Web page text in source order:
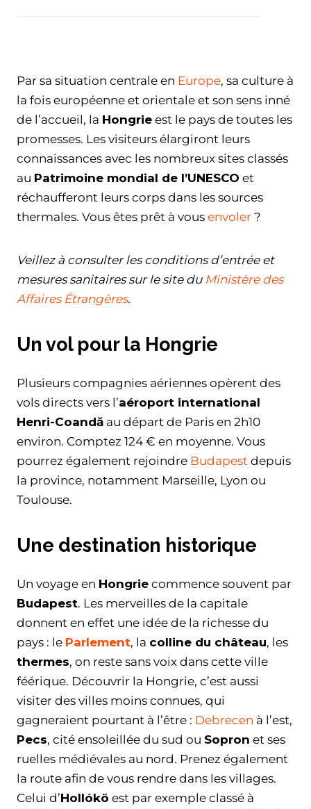
Par sa situation centrale en Europe, sa culture à
la fois européenne et orientale et son sens inné
de l’accueil, la Hongrie est le pays de toutes les
promesses. Les visiteurs élargiront leurs
connaissances avec les nombreux sites classés
au Patrimoine mondial de l’UNESCO et
réchaufferont leurs corps dans les sources
thermales. Vous êtes prêt à vous envoler ?
Veillez à consulter les conditions d’entrée et
mesures sanitaires sur le site du Ministère des
Affaires Étrangères.
Un vol pour la Hongrie
Plusieurs compagnies aériennes opèrent des
vols directs vers l’aéroport international
Henri-Coandă au départ de Paris en 2h10
environ. Comptez 124 € en moyenne. Vous
pourrez également rejoindre Budapest depuis
la province, notamment Marseille, Lyon ou
Toulouse.
Une destination historique
Un voyage en Hongrie commence souvent par
Budapest. Les merveilles de la capitale
donnent en effet une idée de la richesse du
pays : le Parlement, la colline du château, les
thermes, on reste sans voix dans cette ville
féérique. Découvrir la Hongrie, c’est aussi
visiter des villes moins connues, qui
gagneraient pourtant à l’être : Debrecen à l’est,
Pecs, cité ensoleillée du sud ou Sopron et ses
ruelles médiévales au nord. Prenez également
la route afin de vous rendre dans les villages.
Celui d’Hollókö est par exemple classé à